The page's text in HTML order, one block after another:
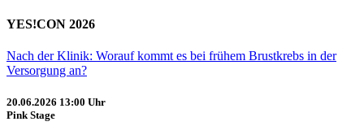
YES!CON 2026
Nach der Klinik: Worauf kommt es bei frühem Brustkrebs in der
Versorgung an?
20.06.2026 13:00 Uhr
Pink Stage